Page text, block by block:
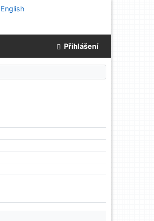
English
Přihlášení